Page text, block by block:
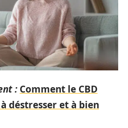
: Comment le CBD
déstresser et à bien